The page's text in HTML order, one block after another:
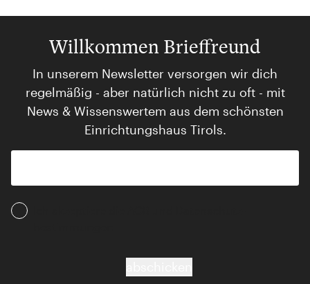
Willkommen Brieffreund
In unserem Newsletter versorgen wir dich
regelmäßig - aber natürlich nicht zu oft - mit
News & Wissenswertem aus dem schönsten
Einrichtungshaus Tirols.